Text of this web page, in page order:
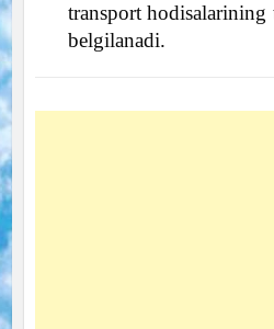
transport
belgilanadi.